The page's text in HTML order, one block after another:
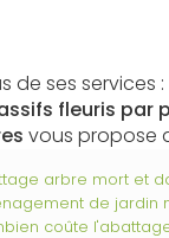
de ses services :
fleuris par
vous propose
arbre mort et
de jardin
coûte